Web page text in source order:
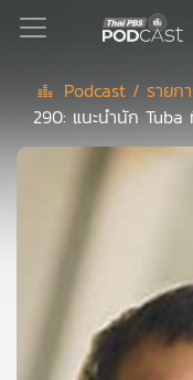
Podcast
Podcast / ราย
290: แนะนำนัก